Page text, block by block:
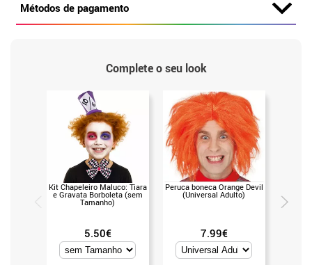
Métodos de pagamento
Complete o seu look
Kit Chapeleiro Maluco: Tiara
e Gravata Borboleta (sem
Tamanho)
5.50€
Peruca boneca Orange Devil
(Universal Adulto)
7.99€